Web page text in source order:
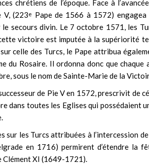
chrétiens de l’époque. Face à
V, (223e
Pape de 1566 à 1572)
le secours divin. Le 7 octobre 1571, les
victoire est imputée à la supériorité
celle des Turcs, le Pape attribua
du Rosaire. Il ordonna donc que chaque
sous le nom de Sainte-Marie de la
de Pie V en 1572, prescrivit de
dans toutes les Eglises qui possédaient
sur les Turcs attribuées à l’intercession
en 1716) permirent d’étendre la
Clément XI (1649-1721).